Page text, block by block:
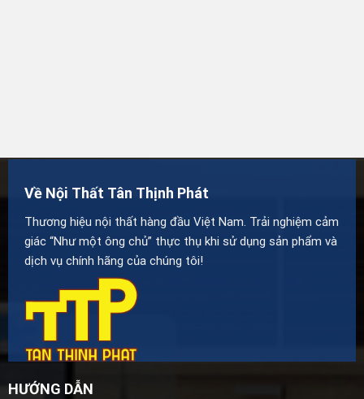
Về Nội Thất Tân Thịnh Phát
Thương hiệu nội thất hàng đầu Việt Nam. Trải nghiệm cảm
giác “Như một ông chủ” thực thụ khi sử dụng sản phẩm và
dịch vụ chính hãng của chúng tôi!
HƯỚNG DẪN